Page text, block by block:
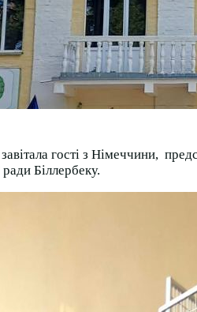
гості з Німеччини,
Біллербеку.